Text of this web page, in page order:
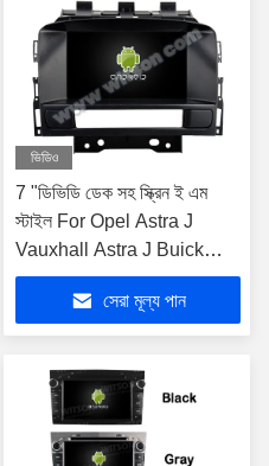
ভিডিও
7 "ডিভিডি ডেক সহ স্ক্রিন ই এম
স্টাইল For Opel Astra J
Vauxhall Astra J Buick
Verano 2009-2015
অ্যান্ড্রয়েড গাড়ি ডিভিডি জিপিএস
মাল্টিমিডিয়া
সেরা মূল্য পান